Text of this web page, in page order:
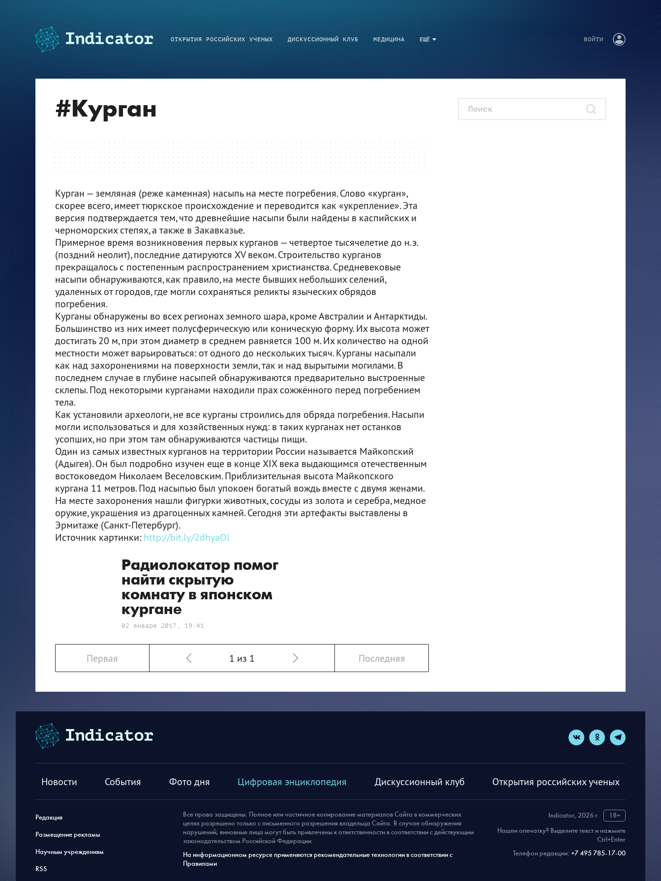
ЕЩЁ
ОТКРЫТИЯ РОССИЙСКИХ УЧЕНЫХ ДИСКУССИОННЫЙ КЛУБ МЕДИЦИНА ВОЙТИ
#Курган
Курган — земляная (реже каменная) насыпь на месте погребения. Слово «курган»,
скорее всего, имеет тюркское происхождение и переводится как «укрепление». Эта
версия подтверждается тем, что древнейшие насыпи были найдены в каспийских и
черноморских степях, а также в Закавказье.
Примерное время возникновения первых курганов — четвертое тысячелетие до н.э.
(поздний неолит), последние датируются XV веком. Строительство курганов
прекращалось с постепенным распространением христианства. Средневековые
насыпи обнаруживаются, как правило, на месте бывших небольших селений,
удаленных от городов, где могли сохраняться реликты языческих обрядов
погребения.
Курганы обнаружены во всех регионах земного шара, кроме Австралии и Антарктиды.
Большинство из них имеет полусферическую или коническую форму. Их высота может
достигать 20 м, при этом диаметр в среднем равняется 100 м. Их количество на одной
местности может варьироваться: от одного до нескольких тысяч. Курганы насыпали
как над захоронениями на поверхности земли, так и над вырытыми могилами. В
последнем случае в глубине насыпей обнаруживаются предварительно выстроенные
склепы. Под некоторыми курганами находили прах сожжённого перед погребением
тела.
Как установили археологи, не все курганы строились для обряда погребения. Насыпи
могли использоваться и для хозяйственных нужд: в таких курганах нет останков
усопших, но при этом там обнаруживаются частицы пищи.
Один из самых известных курганов на территории России называется Майкопский
(Адыгея). Он был подробно изучен еще в конце XIX века выдающимся отечественным
востоковедом Николаем Веселовским. Приблизительная высота Майкопского
кургана 11 метров. Под насыпью был упокоен богатый вождь вместе с двумя женами.
На месте захоронения нашли фигурки животных, сосуды из золота и серебра, медное
оружие, украшения из драгоценных камней. Сегодня эти артефакты выставлены в
Эрмитаже (Санкт-Петербург).
Источник картинки: http://bit.ly/2dhyaOl
Радиолокатор помог
найти скрытую
комнату в японском
кургане
02 января 2017, 19:41
Первая 1 из 1 Последняя
Новости События Фото дня Цифровая энциклопедия Дискуссионный клуб Открытия российских ученых
Редакция
Размещение рекламы
Научным учреждениям
RSS
Indicator, 2026 г.
18+
Нашли опечатку? Выделите текст и нажмите
Ctrl+Enter
Телефон редакции: +7 495 785-17-00
Все права защищены. Полное или частичное копирование материалов Сайта в коммерческих
целях разрешено только с письменного разрешения владельца Сайта. В случае обнаружения
нарушений, виновные лица могут быть привлечены к ответственности в соответствии с действующим
законодательством Российской Федерации.
На информационном ресурсе применяются рекомендательные технологии в соответствии с
Правилами